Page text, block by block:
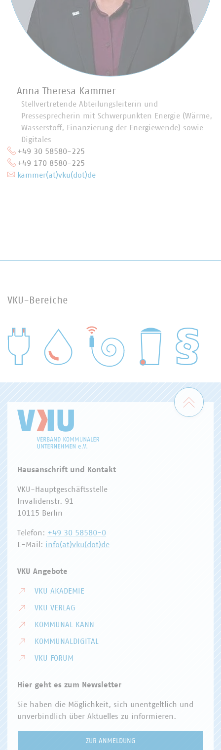
Anna Theresa Kammer
Stellvertretende Abteilungsleiterin und
Pressesprecherin mit Schwerpunkten Energie (Wärme,
Wasserstoff, Finanzierung der Energiewende) sowie
Digitales
+49 30 58580-225
+49 170 8580-225
kammer(at)vku(dot)de
VKU-Bereiche
WASSER/ABWASSER
Zum
Hausanschrift und Kontakt
VKU-Hauptgeschäftsstelle
Invalidenstr. 91
10115 Berlin
Telefon: +49 30 58580-0
E-Mail: info(at)vku(dot)de
VKU Angebote
VKU AKADEMIE
VKU VERLAG
KOMMUNAL KANN
KOMMUNALDIGITAL
VKU FORUM
Hier geht es zum Newsletter
Sie haben die Möglichkeit, sich unentgeltlich und
unverbindlich über Aktuelles zu informieren.
ZUR ANMELDUNG